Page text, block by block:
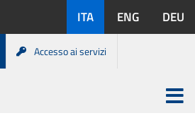
disponibili:
ITA ENG DEU
Accesso ai servizi
Apri
menu